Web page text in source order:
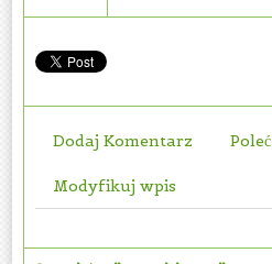
Dodaj Komentarz
Modyfikuj wpis